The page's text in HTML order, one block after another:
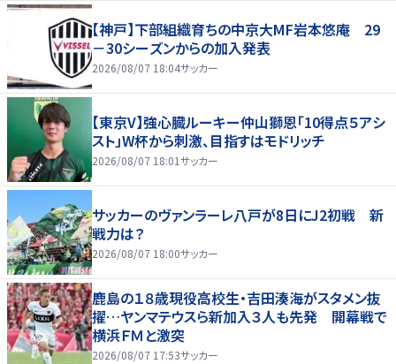
【神戸】下部組織育ちの中京大MF岩本悠庵 29
－30シーズンからの加入発表
2026/08/07 18:04サッカー
【東京V】強心臓ルーキー仲山獅恩「10得点５アシ
スト」W杯から刺激、目指すはモドリッチ
2026/08/07 18:01サッカー
サッカーのヴァンラーレ八戸が8日にJ2初戦 新
戦力は？
2026/08/07 18:00サッカー
鹿島の１８歳現役高校生・吉田湊海がスタメン抜
擢…ヤンマテウスら新加入３人も先発 開幕戦で
横浜ＦＭと激突
2026/08/07 17:53サッカー